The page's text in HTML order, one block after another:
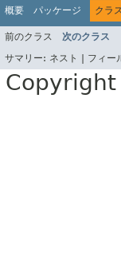
概要 パッケージ クラス
前のクラス 次のクラス
サマリー: ネスト | フィー
Copyright